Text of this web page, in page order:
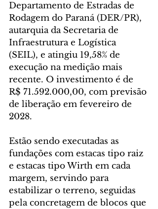
Departamento de Estradas de
Rodagem do Paraná (DER/PR),
autarquia da Secretaria de
Infraestrutura e Logística
(SEIL), e atingiu 19,58% de
execução na medição mais
recente. O investimento é de
R$ 71.592.000,00, com previsão
de liberação em fevereiro de
2028.
Estão sendo executadas as
fundações com estacas tipo raiz
e estacas tipo Wirth em cada
margem, servindo para
estabilizar o terreno, seguidas
pela concretagem de blocos que